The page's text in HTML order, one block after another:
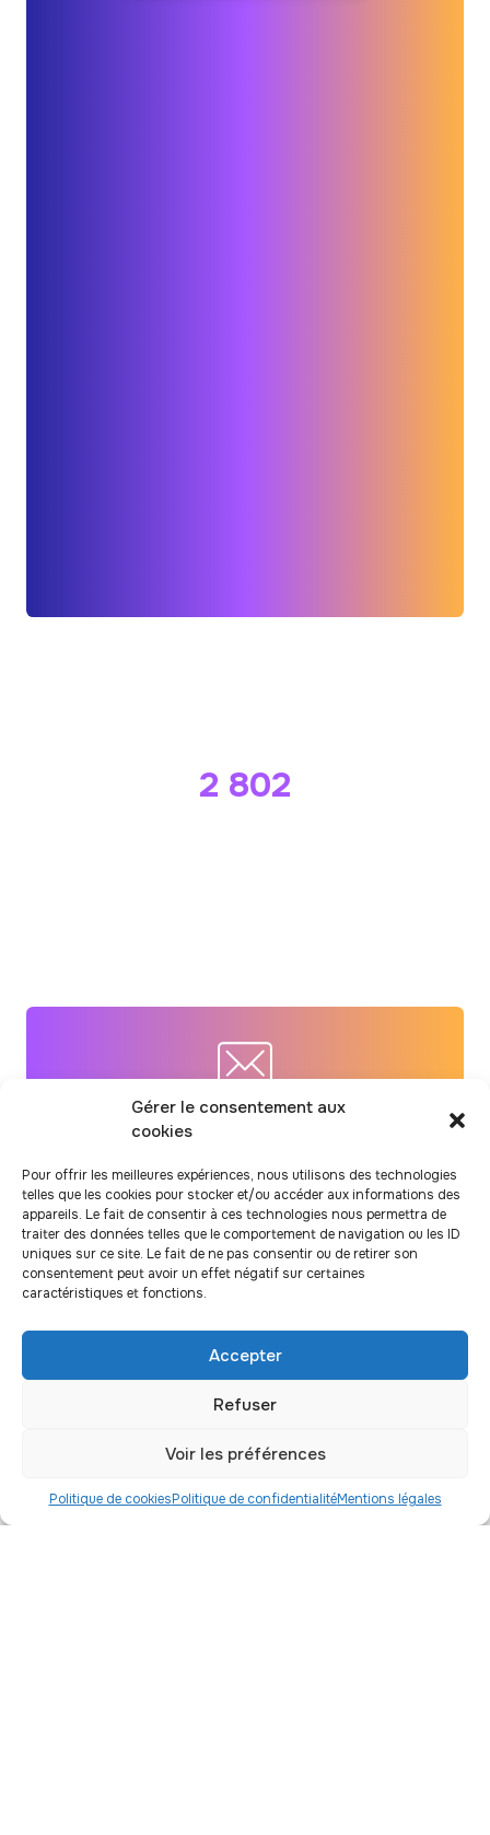
Gérer le consentement aux
cookies
Pour offrir les meilleures expériences, nous utilisons des technologies
telles que les cookies pour stocker et/ou accéder aux informations des
appareils. Le fait de consentir à ces technologies nous permettra de
traiter des données telles que le comportement de navigation ou les ID
uniques sur ce site. Le fait de ne pas consentir ou de retirer son
consentement peut avoir un effet négatif sur certaines
caractéristiques et fonctions.
Accepter
Refuser
Voir les préférences
Politique de cookiesPolitique de confidentialitéMentions légales
2 903
01 56 09 54 25
Inscription à la newsletter
Pour suivre notre actualité et nos
dernières recherches
Envoyer